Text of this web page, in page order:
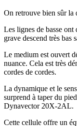
On retrouve bien sûr la
Les lignes de basse
grave descend très bas
Le medium est ouvert
nuance. Cela est très
cordes de cordes.
La dynamique et le
surprend à taper du
Dynavector 20X-2AL.
Cette cellule offre un